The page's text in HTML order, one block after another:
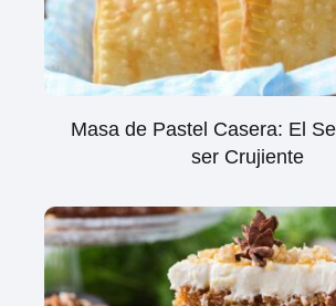
Masa de Pastel Casera: El
ser Crujiente